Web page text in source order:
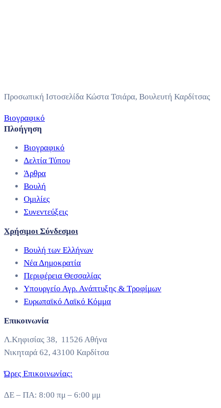
Προσωπική Ιστοσελίδα Κώστα Τσιάρα, Βουλευτή Καρδίτσας
Βιογραφικό
Πλοήγηση
Βιογραφικό
Δελτία Τύπου
Άρθρα
Βουλή
Ομιλίες
Συνεντεύξεις
Χρήσιμοι Σύνδεσμοι
Βουλή των Ελλήνων
Νέα Δημοκρατία
Περιφέρεια Θεσσαλίας
Υπουργείο Αγρ. Ανάπτυξης & Τροφίμων
Ευρωπαϊκό Λαϊκό Κόμμα
Επικοινωνία
Λ.Κηφισίας 38, 11526 Αθήνα
Νικηταρά 62, 43100 Καρδίτσα
Ώρες Επικοινωνίας:
ΔΕ – ΠΑ: 8:00 πμ – 6:00 μμ